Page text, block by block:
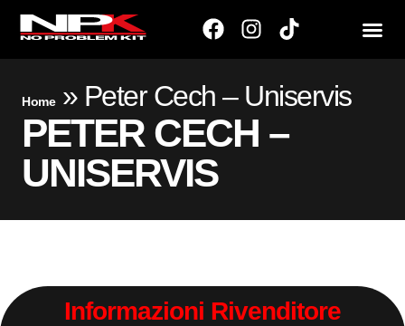
Home» Peter Cech – Uniservis
PETER CECH –
UNISERVIS
Informazioni Rivenditore